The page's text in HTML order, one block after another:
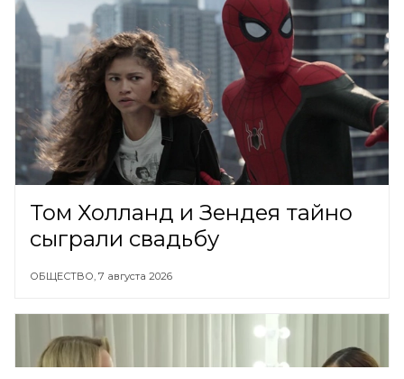
Том Холланд и Зендея тайно
сыграли свадьбу
ОБЩЕСТВО, 7 августа 2026